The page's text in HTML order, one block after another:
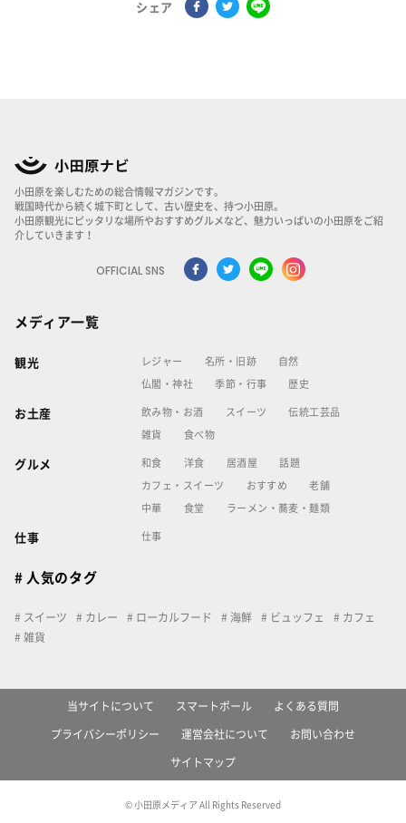
シェア
小田原を楽しむための総合情報マガジンです。
戦国時代から続く城下町として、古い歴史を、持つ小田原。
小田原観光にピッタリな場所やおすすめグルメなど、魅力いっぱいの小田原をご紹
介していきます！
OFFICIAL SNS
メディア一覧
観光 レジャー 名所・旧跡 自然
仏閣・神社 季節・行事 歴史
お土産 飲み物・お酒 スイーツ 伝統工芸品
雑貨 食べ物
グルメ 和食 洋食 居酒屋 話題
カフェ・スイーツ おすすめ 老舗
中華 食堂 ラーメン・蕎麦・麺類
仕事 仕事
# 人気のタグ
スイーツ カレー ローカルフード 海鮮 ビュッフェ
カフェ
雑貨
当サイトについて スマートポール よくある質問
プライバシーポリシー 運営会社について お問い合わせ
サイトマップ
© 小田原メディア All Rights Reserved